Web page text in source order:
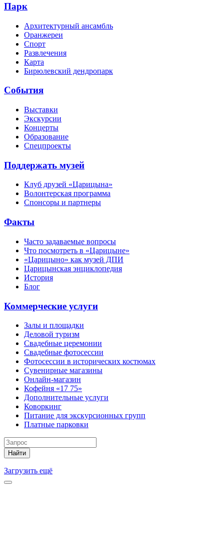
Парк
Архитектурный ансамбль
Оранжереи
Спорт
Развлечения
Карта
Бирюлевский дендропарк
События
Выставки
Экскурсии
Концерты
Образование
Спецпроекты
Поддержать музей
Клуб друзей «Царицына»
Волонтерская программа
Спонсоры и партнеры
Факты
Часто задаваемые вопросы
Что посмотреть в «Царицыне»
«Царицыно» как музей ДПИ
Царицынская энциклопедия
История
Блог
Коммерческие услуги
Залы и площадки
Деловой туризм
Свадебные церемонии
Свадебные фотосессии
Фотосессии в исторических костюмах
Сувенирные магазины
Онлайн-магазин
Кофейня «17 75»
Дополнительные услуги
Коворкинг
Питание для экскурсионных групп
Платные парковки
Найти
Загрузить ещё